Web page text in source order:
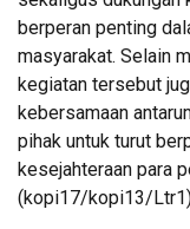
berperan penting
masyarakat. Selain
kegiatan tersebut
kebersamaan
pihak untuk turut
kesejahteraan para
(kopi17/kopi13/